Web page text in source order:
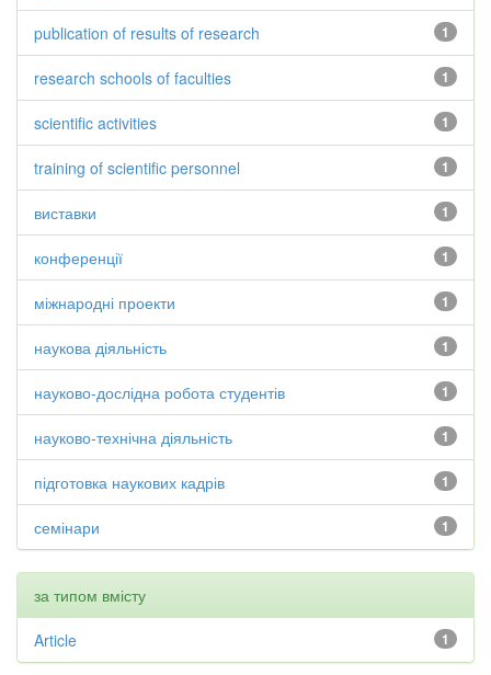
1
publication of results of research
1
research schools of faculties
1
scientific activities
1
training of scientific personnel
1
виставки
1
конференції
1
міжнародні проекти
1
наукова діяльність
1
науково-дослідна робота студентів
1
науково-технічна діяльність
1
підготовка наукових кадрів
1
семінари
за типом вмісту
1
Article